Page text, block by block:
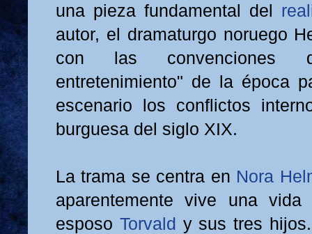
una pieza fundamental del
autor, el dramaturgo noruego
con las convenciones
entretenimiento" de la época
escenario los conflictos
burguesa del siglo XIX.
La trama se centra en Nora
aparentemente vive una
esposo Torvald y sus tres